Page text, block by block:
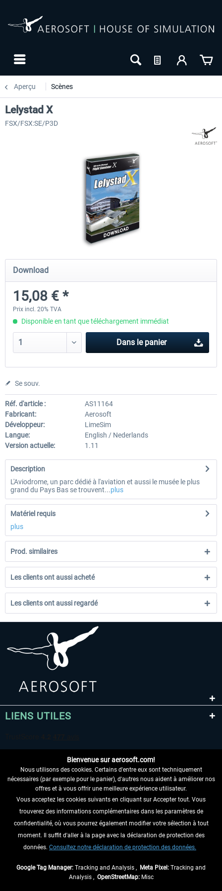
Aperçu Scènes
Mega Airport Frankfurt V2.0
30,20 € *
Mega Airport Berlin
Lelystad X
FSX/FSX:SE/P3D
Download
15,08 € *
Prix incl. 20% TVA
Disponible en tant que téléchargement immédiat
Dans le panier
Se souv.
Réf. d'article :
AS11164
Fabricant:
Aerosoft
Développeur:
LimeSim
Langue:
English / Nederlands
Version actuelle:
1.11
Description
L'Aviodrome, un parc dédié à l'aviation et aussi le musée le plus
grand du Pays Bas se trouvent...plus
Matériel requis
plus
Prod. similaires
Les clients ont aussi acheté
Les clients ont aussi regardé
LIENS UTILES
RENONCER AU CONTRAT ICI
INFORMATIONS
NE MANQUEZ PAS LES DERNIÈRES
Bienvenue sur aerosoft.com!
Nous utilisons des cookies. Certains d'entre eux sont techniquement
nécessaires (par exemple pour le panier), d'autres nous aident à améliorer nos
offres et à vous offrir une meilleure expérience utilisateur.
Vous acceptez les cookies suivants en cliquant sur Accepter tout. Vous
trouverez des informations complémentaires dans les paramètres de
confidentialité, où vous pourrez également modifier votre sélection à tout
moment. Il suffit d'aller à la page avec la déclaration de protection des
données. Consultez notre déclaration de protection des données.
Google Tag Manager: Tracking and Analysis , Meta Pixel: Tracking and
Analysis , OpenStreetMap:Misc